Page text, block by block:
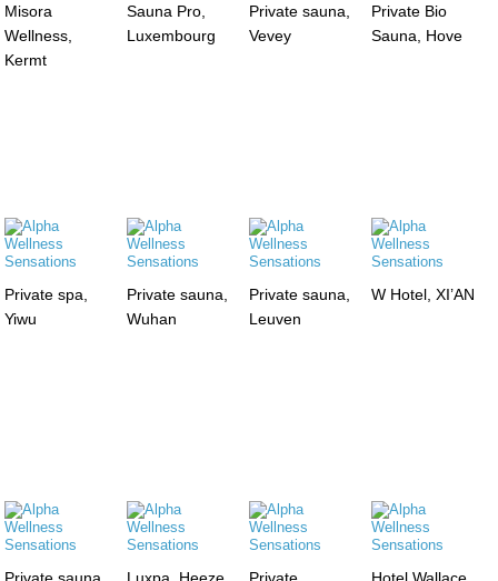
Misora
Wellness,
Kermt
Sauna Pro,
Luxembourg
Private sauna,
Vevey
Private Bio
Sauna, Hove
Private spa,
Yiwu
Private sauna,
Wuhan
Private sauna,
Leuven
W Hotel, XI’AN
Private sauna,
Luxpa, Heeze
Private
Hotel Wallace,